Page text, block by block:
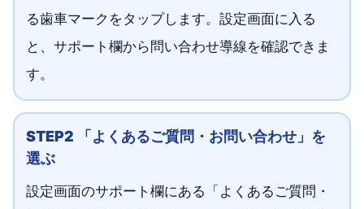
る歯車マークをタップします。設定画面に入る
と、サポート欄から問い合わせ導線を確認できま
す。
STEP2 「よくあるご質問・お問い合わせ」を
選ぶ
設定画面のサポート欄にある「よくあるご質問・